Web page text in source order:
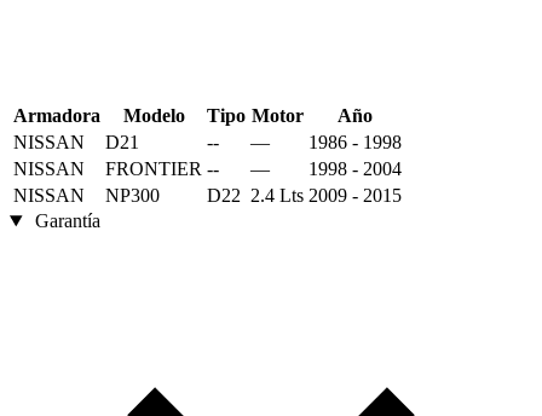
Armadora Modelo Tipo Motor
Año
NISSAN
D21 -- —
1986 - 1998
NISSAN
FRONTIER -- —
1998 - 2004
NISSAN
NP300 D22 2.4 Lts 2009 - 2015
Garantía